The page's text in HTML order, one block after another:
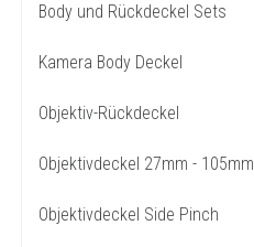
Body und Rückdeckel Sets
Kamera Body Deckel
Objektiv-Rückdeckel
Objektivdeckel 27mm - 105mm
Objektivdeckel Side Pinch